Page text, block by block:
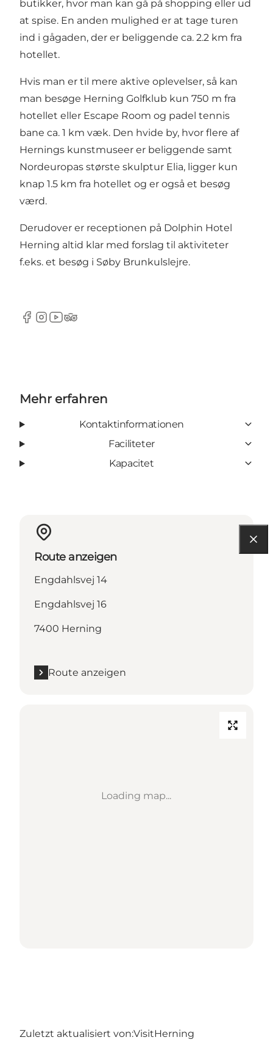
butikker, hvor man kan gå på shopping eller ud
at spise. En anden mulighed er at tage turen
ind i gågaden, der er beliggende ca. 2.2 km fra
hotellet.
Hvis man er til mere aktive oplevelser, så kan
man besøge Herning Golfklub kun 750 m fra
hotellet eller Escape Room og padel tennis
bane ca. 1 km væk. Den hvide by, hvor flere af
Hernings kunstmuseer er beliggende samt
Nordeuropas største skulptur Elia, ligger kun
knap 1.5 km fra hotellet og er også et besøg
værd.
Derudover er receptionen på Dolphin Hotel
Herning altid klar med forslag til aktiviteter
f.eks. et besøg i Søby Brunkulslejre.
Facebook
Instagram
YouTube
TripAdvisor
Mehr erfahren
Kontaktinformationen
Faciliteter
Kapacitet
Route anzeigen
Engdahlsvej 14
Engdahlsvej 16
7400 Herning
Route anzeigen
Loading map...
Zuletzt aktualisiert von:VisitHerning